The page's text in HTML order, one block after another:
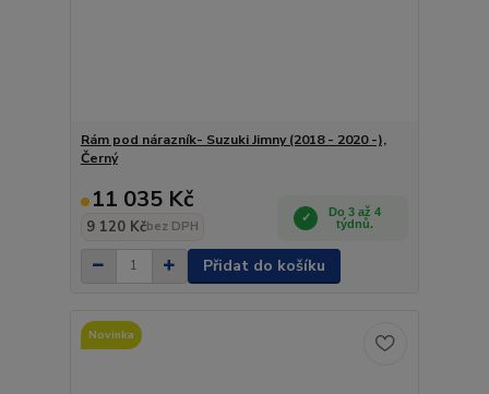
Rám pod nárazník- Suzuki Jimny (2018 - 2020 -),
Černý
11 035 Kč
9 120 Kčbez DPH
Do 3 až 4
týdnů.
Přidat do košíku
Novinka